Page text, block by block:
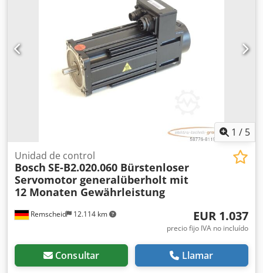
1 / 5
Remscheid 12.114 km
Unidad de control
Bosch SE-B2.020.060 Bürstenloser
Servomotor generalüberholt mit
12 Monaten Gewährleistung
EUR 1.037
precio fijo IVA no incluído
Consultar Llamar